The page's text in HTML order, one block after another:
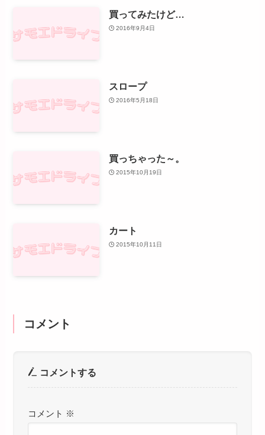
買ってみたけど…
2016年9月4日
スロープ
2016年5月18日
買っちゃった～。
2015年10月19日
カート
2015年10月11日
コメント
コメントする
コメント ※